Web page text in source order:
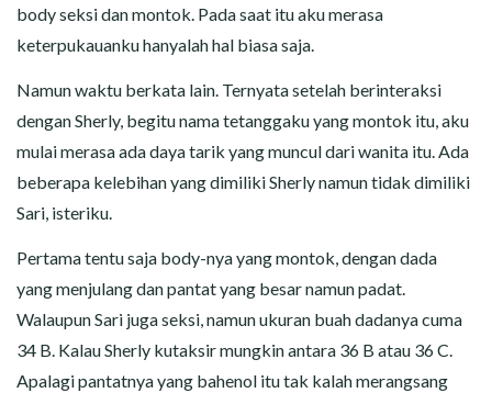
body seksi dan montok. Pada saat itu aku merasa
keterpukauanku hanyalah hal biasa saja.
Namun waktu berkata lain. Ternyata setelah berinteraksi
dengan Sherly, begitu nama tetanggaku yang montok itu, aku
mulai merasa ada daya tarik yang muncul dari wanita itu. Ada
beberapa kelebihan yang dimiliki Sherly namun tidak dimiliki
Sari, isteriku.
Pertama tentu saja body-nya yang montok, dengan dada
yang menjulang dan pantat yang besar namun padat.
Walaupun Sari juga seksi, namun ukuran buah dadanya cuma
34 B. Kalau Sherly kutaksir mungkin antara 36 B atau 36 C.
Apalagi pantatnya yang bahenol itu tak kalah merangsang